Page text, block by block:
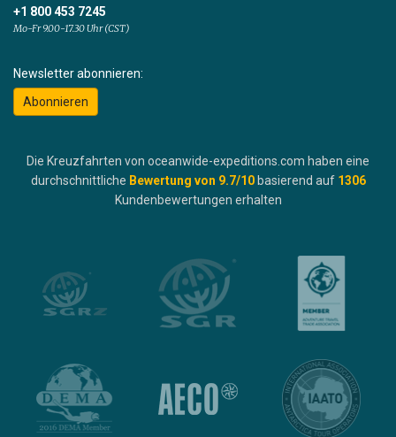
+1 800 453 7245
Mo-Fr 9.00-17.30 Uhr (CST)
Newsletter abonnieren:
Abonnieren
Die Kreuzfahrten von oceanwide-expeditions.com haben eine
durchschnittliche Bewertung von 9.7/10 basierend auf 1306
Kundenbewertungen erhalten